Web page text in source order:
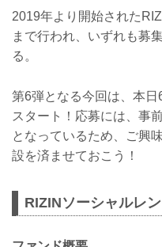
2019年より開始された
まで行われ、いずれも募
る。
第6弾となる今回は、本
スタート！応募には、事
となっているため、ご興
設を済ませておこう！
RIZINソーシャルレ